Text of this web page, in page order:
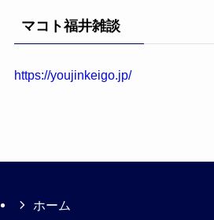
マコト福井雑談
https://youjinkeigo.jp/
ホーム